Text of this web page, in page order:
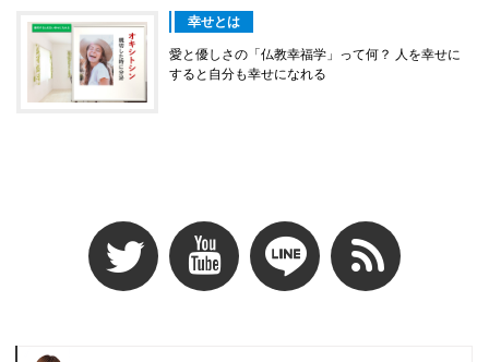
幸せとは
愛と優しさの「仏教幸福学」って何？ 人を幸せに
すると自分も幸せになれる